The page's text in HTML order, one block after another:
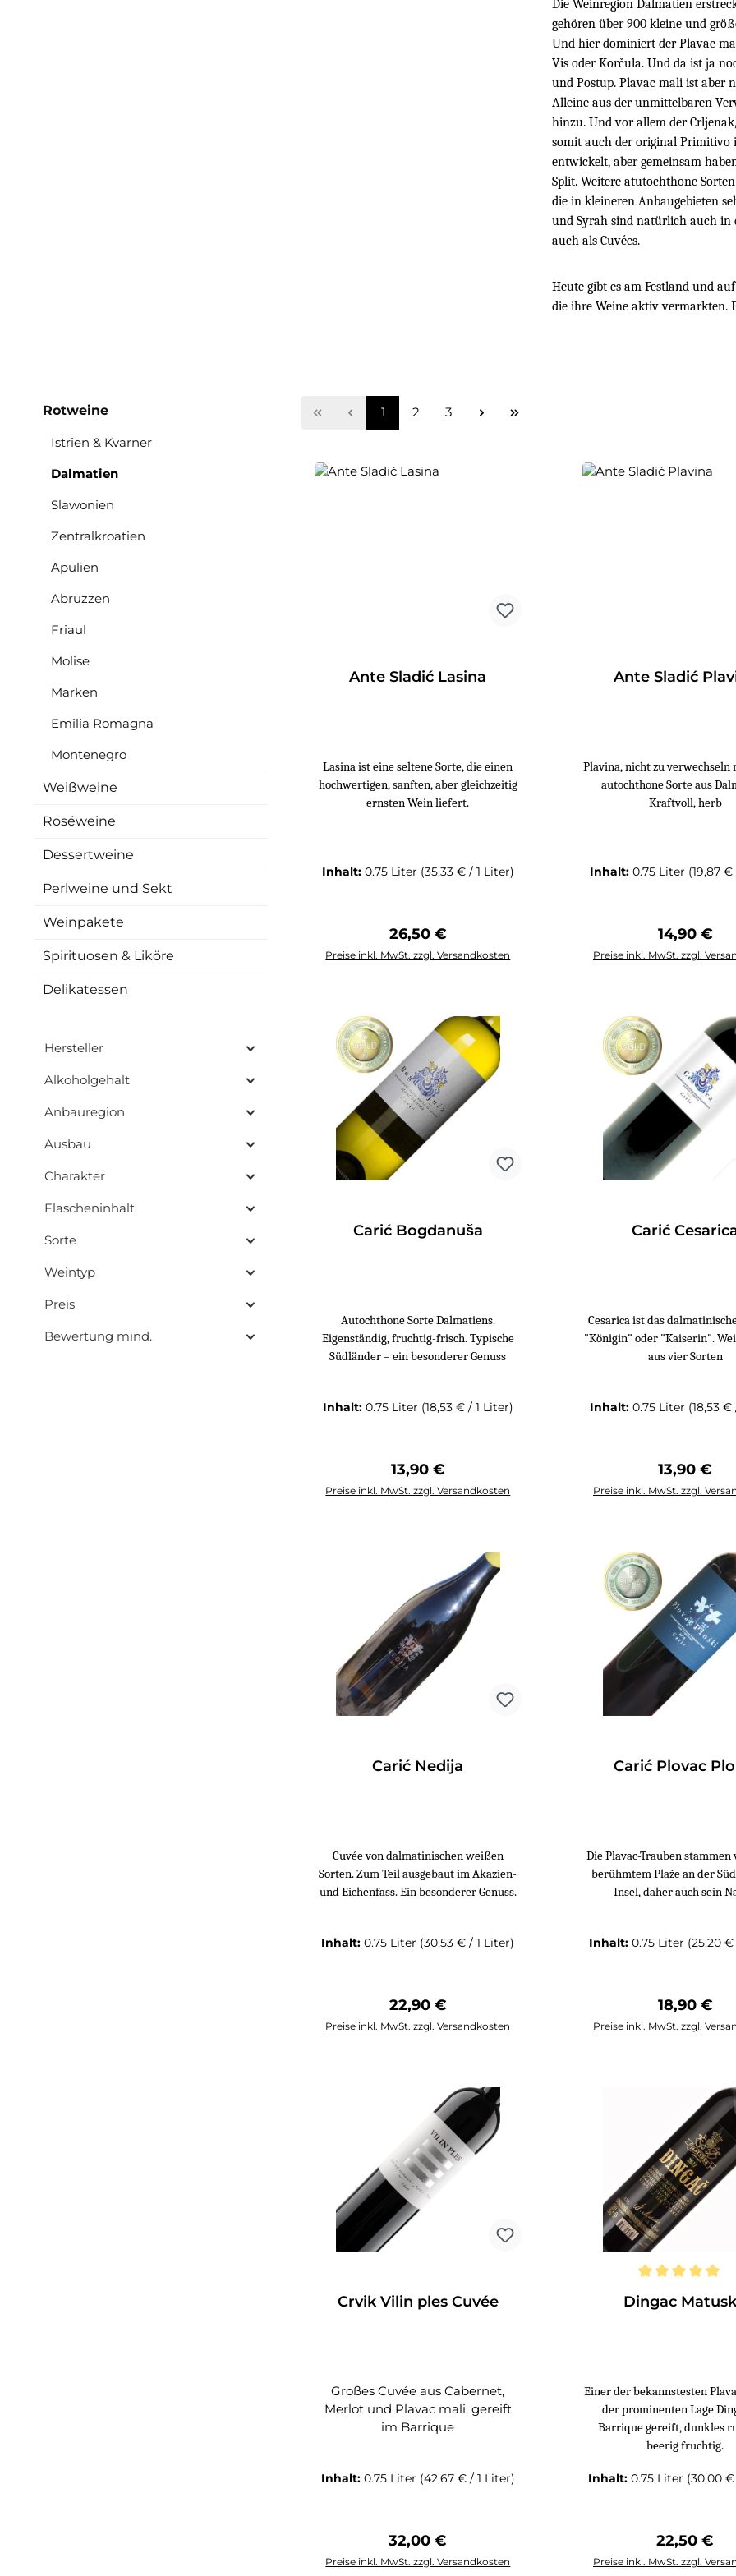
Die Weinregion Dalmatien
gehören über 900 kleine und
Und hier dominiert der Plavac
Vis oder Korčula. Und da ist ja
und Postup. Plavac mali ist aber
Alleine aus der unmittelbaren
hinzu. Und vor allem der
somit auch der original Primitivo
entwickelt, aber gemeinsam
Split. Weitere atutochthone
die in kleineren Anbaugebieten
und Syrah sind natürlich auch in
auch als Cuvées.
Heute gibt es am Festland und
die ihre Weine aktiv vermarkten.
Rotweine
Istrien & Kvarner
Dalmatien
Slawonien
Zentralkroatien
Apulien
Abruzzen
Friaul
Molise
Marken
Emilia Romagna
Montenegro
Weißweine
Roséweine
Dessertweine
Perlweine und Sekt
Weinpakete
Spirituosen & Liköre
Delikatessen
Hersteller
Alkoholgehalt
Anbauregion
Ausbau
Charakter
Flascheninhalt
Sorte
Weintyp
Preis
Bewertung mind.
Seite
1 Seite
2 Seite
3
Ante Sladić Lasina
Lasina ist eine seltene Sorte, die einen
hochwertigen, sanften, aber gleichzeitig
ernsten Wein liefert.
Inhalt: 0.75 Liter (35,33 € / 1 Liter)
Regulärer Preis:
26,50 €
Preise inkl. MwSt. zzgl. Versandkosten
Ante Sladić
Plavina, nicht zu verwechseln
autochthone Sorte aus
Kraftvoll, herb
Inhalt: 0.75 Liter (19,87
Regulärer
14,90 €
Preise inkl. MwSt. zzgl.
Carić Bogdanuša
Autochthone Sorte Dalmatiens.
Eigenständig, fruchtig-frisch. Typische
Südländer – ein besonderer Genuss
Inhalt: 0.75 Liter (18,53 € / 1 Liter)
Regulärer Preis:
13,90 €
Preise inkl. MwSt. zzgl. Versandkosten
Carić
Cesarica ist das
"Königin" oder "Kaiserin".
aus vier Sorten
Inhalt:0.75 Liter (18,53 €
Regulärer
13,90 €
Preise inkl. MwSt. zzgl.
Carić Nedija
Cuvée von dalmatinischen weißen
Sorten. Zum Teil ausgebaut im Akazien-
und Eichenfass. Ein besonderer Genuss.
Inhalt:0.75 Liter (30,53 € / 1 Liter)
Regulärer Preis:
22,90 €
Preise inkl. MwSt. zzgl. Versandkosten
Carić Plovac
Die Plavac-Trauben stammen
berühmtem Plaže an der
Insel, daher auch sein
Inhalt: 0.75 Liter (25,20
Regulärer
18,90 €
Preise inkl. MwSt. zzgl.
Crvik Vilin ples Cuvée
Großes Cuvée aus Cabernet,
Merlot und Plavac mali, gereift
im Barrique
Inhalt: 0.75 Liter (42,67 € / 1 Liter)
Regulärer Preis:
32,00 €
Preise inkl. MwSt. zzgl. Versandkosten
Dingac
Einer der bekannstesten
der prominenten Lage
Barrique gereift, dunkles
beerig fruchtig.
Inhalt: 0.75 Liter (30,00
Regulärer
22,50 €
Preise inkl. MwSt. zzgl.